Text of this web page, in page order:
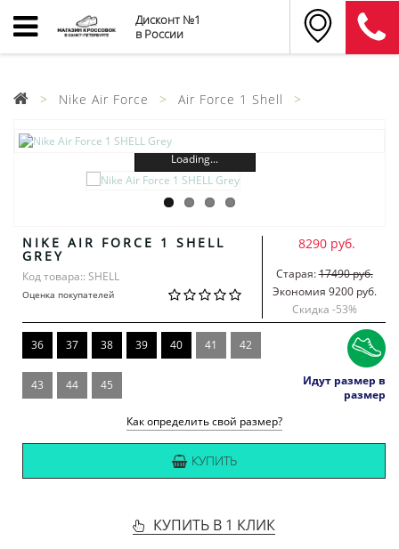
Дисконт №1
в России
Nike Air Force Air Force 1 Shell
Loading...
NIKE AIR FORCE 1 SHELL
GREY
Код товара:: SHELL
Оценка покупателей
8290 руб.
Старая:17490 руб.
Экономия 9200 руб.
Скидка -53%
36 37 38 39 40 41 42
43 44 45
Идут размер в
размер
Как определить свой размер?
КУПИТЬ
КУПИТЬ В 1 КЛИК